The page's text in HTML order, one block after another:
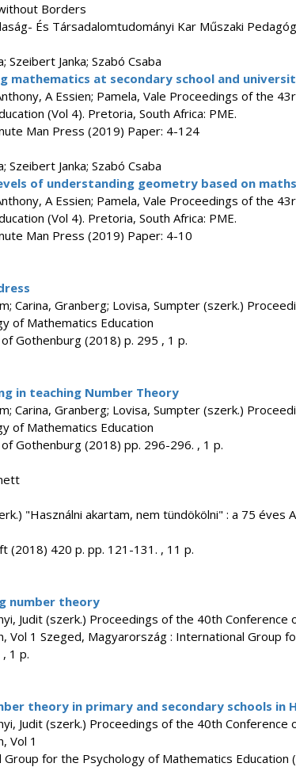
Borders
És Társadalomtudományi Kar Műszaki
Szeibert Janka; Szabó Csaba
mathematics at secondary school and
A Essien; Pamela, Vale Proceedings of the
(Vol 4). Pretoria, South Africa: PME.
Man Press (2019) Paper: 4-124
Szeibert Janka; Szabó Csaba
of understanding geometry based on
A Essien; Pamela, Vale Proceedings of the
(Vol 4). Pretoria, South Africa: PME.
Man Press (2019) Paper: 4-10
Carina, Granberg; Lovisa, Sumpter (szerk.)
of Mathematics Education
Gothenburg (2018) p. 295 , 1 p.
in teaching Number Theory
Carina, Granberg; Lovisa, Sumpter (szerk.)
of Mathematics Education
Gothenburg (2018) pp. 296-296. , 1 p.
"Használni akartam, nem tündökölni" : a 75 éves
(2018) 420 p. pp. 121-131. , 11 p.
number theory
Judit (szerk.) Proceedings of the 40th
Vol 1 Szeged, Magyarország : International Group
1 p.
theory in primary and secondary schools in
Judit (szerk.) Proceedings of the 40th
Vol 1
for the Psychology of Mathematics Education